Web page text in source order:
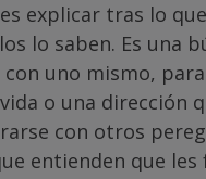
explicar tras lo
lo saben. Es una
uno mismo,
o una dirección
con otros
entienden que